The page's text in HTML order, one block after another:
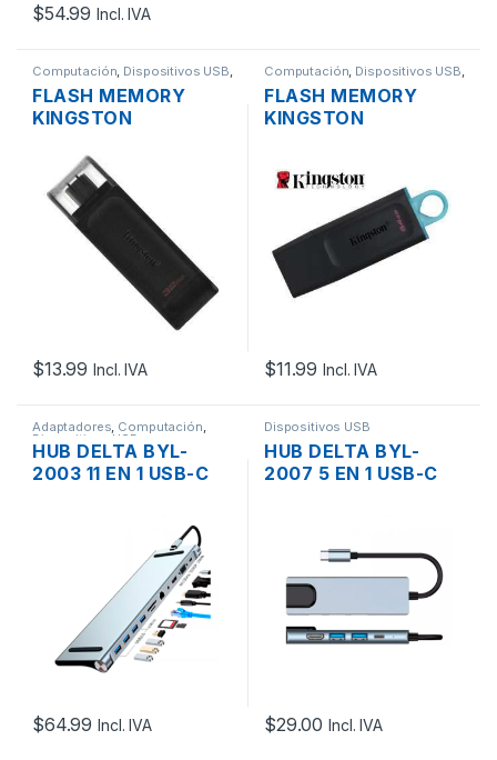
$54.99 Incl. IVA
Computación, Dispositivos USB,
FLASH MEMORY
KINGSTON
DATA TRAVELER 70
EXODIA USB-C 3.2
$13.99 Incl. IVA
Computación, Dispositivos USB,
FLASH MEMORY
KINGSTON
EXODIA G1 USB 3.2
$11.99 Incl. IVA
Adaptadores, Computación,
Dispositivos USB
HUB DELTA BYL-
2003 11 EN 1 USB-C
$64.99 Incl. IVA
Dispositivos USB
HUB DELTA BYL-
2007 5 EN 1 USB-C
$29.00 Incl. IVA